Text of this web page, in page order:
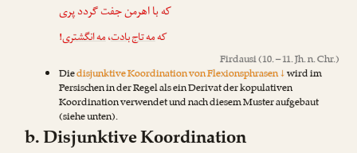
که با اهرمن جفت گردد پری
کهمه تاج بادت،مه انگشتری!
Firdausi(10. – 11. Jh. n. Chr.)
Diedisjunktive Koordination von Flexionsphrasen ↓wird im
Persischen in der Regel als ein Derivat der kopulativen
Koordination verwendet und nach diesem Muster aufgebaut
(siehe unten).
b. Disjunktive Koordination